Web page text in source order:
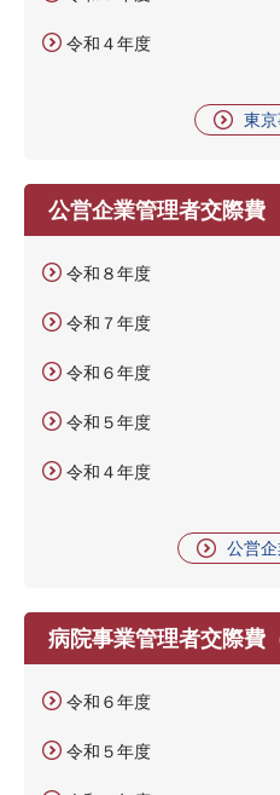
令和４年度
東
公営企業管理者交際費
令和８年度
令和７年度
令和６年度
令和５年度
令和４年度
公営
病院事業管理者交際費
令和６年度
令和５年度